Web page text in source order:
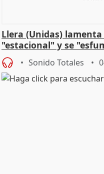
Llera (Unidas)
"estacional" y se
Sonido Totales